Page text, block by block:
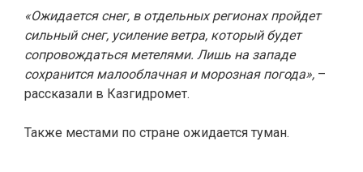
«Ожидается снег, в отдельных регионах пройдет
сильный снег, усиление ветра, который будет
сопровождаться метелями. Лишь на западе
сохранится малооблачная и морозная погода», –
рассказали в Казгидромет.
Также местами по стране ожидается туман.